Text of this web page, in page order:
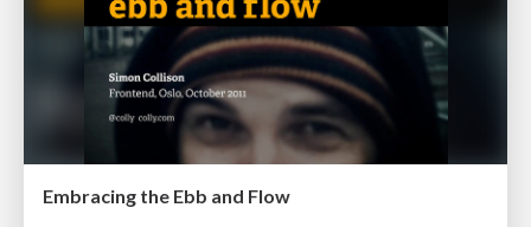
Embracing the Ebb and Flow